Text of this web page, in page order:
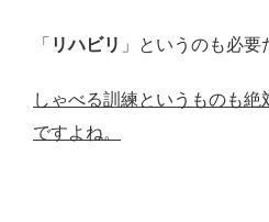
「 リハビリ 」というのも必要
しゃべる訓練というものも
ですよね。